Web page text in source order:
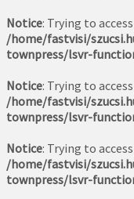
Notice: Trying to
/home/fastvisi/
townpress/lsvr-
Notice: Trying to
/home/fastvisi/
townpress/lsvr-
Notice: Trying to
/home/fastvisi/
townpress/lsvr-